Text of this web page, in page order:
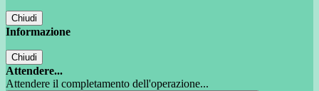
Chiudi
Informazione
Chiudi
Attendere...
Attendere il completamento dell'operazione...